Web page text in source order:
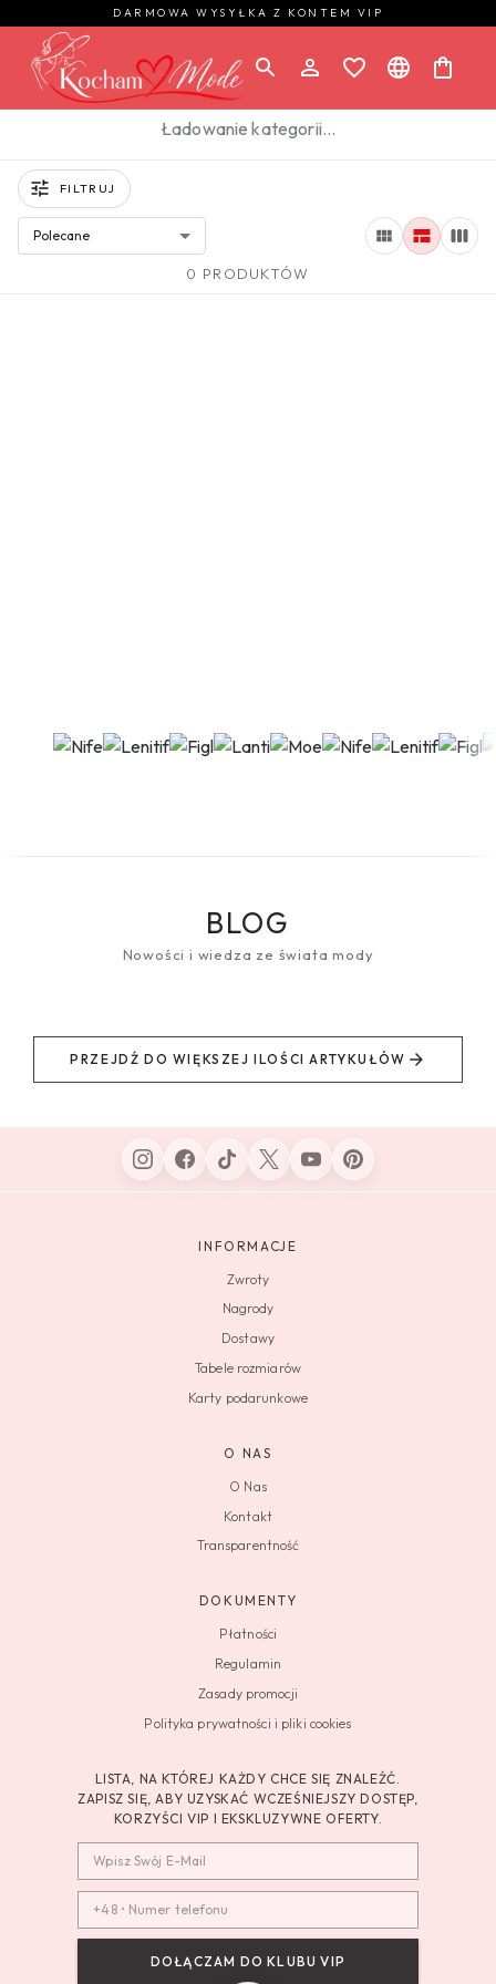
DARMOWA WYSYŁKA Z KONTEM VIP
Ładowanie kategorii…
FILTRUJ
Polecane
0 PRODUKTÓW
BLOG
Nowości i wiedza ze świata mody
PRZEJDŹ DO WIĘKSZEJ ILOŚCI ARTYKUŁÓW
INFORMACJE
Zwroty
Nagrody
Dostawy
Tabele rozmiarów
Karty podarunkowe
O NAS
O Nas
Kontakt
Transparentność
DOKUMENTY
Płatności
Regulamin
Zasady promocji
Polityka prywatności i pliki cookies
LISTA, NA KTÓREJ KAŻDY CHCE SIĘ ZNALEŹĆ.
ZAPISZ SIĘ, ABY UZYSKAĆ WCZEŚNIEJSZY DOSTĘP,
KORZYŚCI VIP I EKSKLUZYWNE OFERTY.
DOŁĄCZAM DO KLUBU VIP